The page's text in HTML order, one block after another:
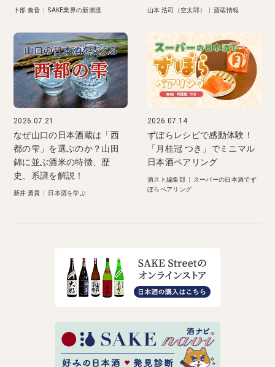
卜部 奏音 |SAKE業界の新潮流 山本 浩司（空太郎） 酒蔵情報
2026.07.21
なぜ山口の日本酒蔵は「西
都の雫」を選ぶのか？山田
錦に並ぶ酒米の特徴、歴
史、系譜を解説！
新井 勇貴 日本酒を学ぶ
2026.07.14
ずぼらレシピで感動体験！
「月桂冠 つき」でミニマル
日本酒ペアリング
酒スト編集部
スーパーの日本酒でず
ぼらペアリング